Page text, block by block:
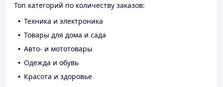
Топ категорий по количеству заказов:
Техника и электроника
Товары для дома и сада
Авто- и мототовары
Одежда и обувь
Красота и здоровье